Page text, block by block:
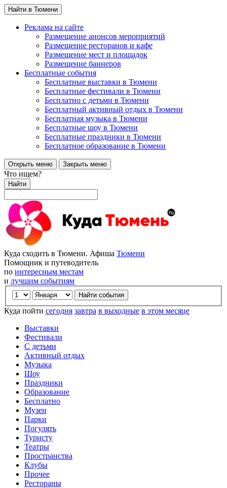
Найти в Тюмени
Реклама на сайте
Размещение анонсов мероприятий
Размещение ресторанов и кафе
Размещение мест и площадок
Размещение баннеров
Бесплатные события
Бесплатные выставки в Тюмени
Бесплатные фестивали в Тюмени
Бесплатно с детьми в Тюмени
Бесплатный активный отдых в Тюмени
Бесплатная музыка в Тюмени
Бесплатные шоу в Тюмени
Бесплатные праздники в Тюмени
Бесплатное образование в Тюмени
Открыть меню Закрыть меню
Что ищем?
Найти
Куда сходить в Тюмени. Афиша Тюмени
Помощник и путеводитель
по интересным местам
и лучшим событиям
Куда пойти сегодня завтра в выходные в этом месяце
Выставки
Фестивали
С детьми
Активный отдых
Музыка
Шоу
Праздники
Образование
Бесплатно
Музеи
Парки
Погулять
Туристу
Театры
Пространства
Клубы
Прочее
Рестораны